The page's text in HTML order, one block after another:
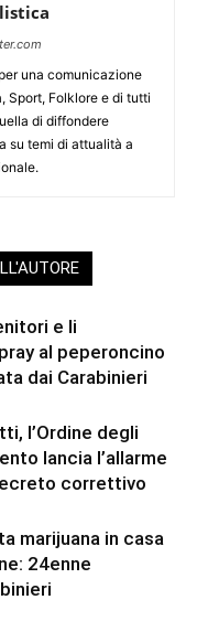
una comunicazione
Sport, Folklore e di tutti
di diffondere
su temi di attualità a
e li
al peperoncino
dai Carabinieri
l’Ordine degli
lancia l’allarme
correttivo
marijuana in casa
24enne